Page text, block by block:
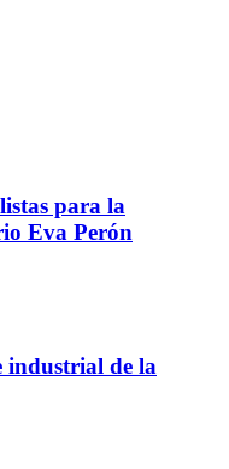
para la
Eva Perón
industrial de la